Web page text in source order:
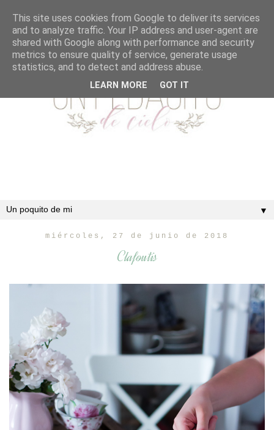
▼
miércoles, 27 de junio de 2018
Clafoutis
This site uses cookies from Google to deliver its services
and to analyze traffic. Your IP address and user-agent are
shared with Google along with performance and security
metrics to ensure quality of service, generate usage
statistics, and to detect and address abuse.
LEARN MORE GOT IT